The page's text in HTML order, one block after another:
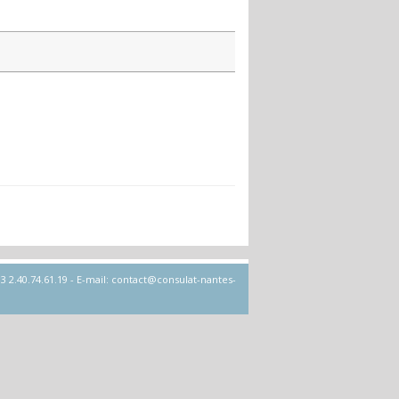
2.40.74.61.19 - E-mail: contact@consulat-nantes-